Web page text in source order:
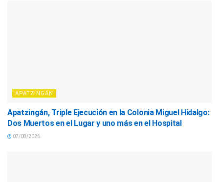
APATZINGÁN
Apatzingán, Triple Ejecución en la Colonia Miguel Hidalgo:
Dos Muertos en el Lugar y uno más en el Hospital
07/08/2026